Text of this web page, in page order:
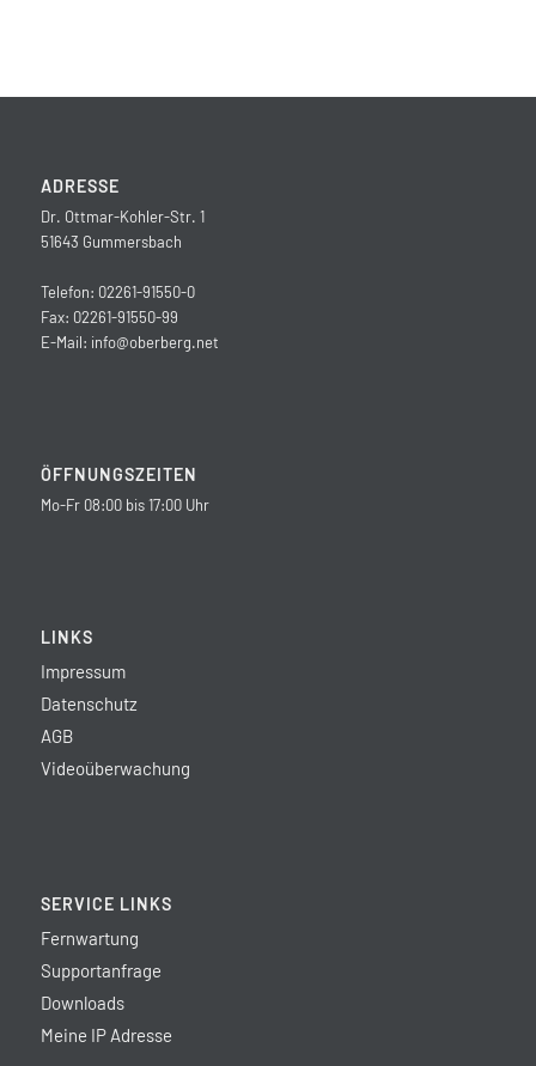
ADRESSE
Dr. Ottmar-Kohler-Str. 1
51643 Gummersbach
Telefon: 02261-91550-0
Fax: 02261-91550-99
E-Mail: info@oberberg.net
ÖFFNUNGSZEITEN
Mo-Fr 08:00 bis 17:00 Uhr
LINKS
Impressum
Datenschutz
AGB
Videoüberwachung
SERVICE LINKS
Fernwartung
Supportanfrage
Downloads
Meine IP Adresse